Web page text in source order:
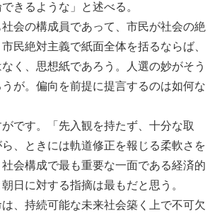
きるような」と述べる。
会の構成員であって、市民が社会の絶
民絶対主義で紙面全体を括るならば、
く、思想紙であろう。人選の妙がそう
が。偏向を前提に提言するのは如何な
です。「先入観を持たず、十分な取
、ときには軌道修正を報じる柔軟さを
会構成で最も重要な一面である経済的
日に対する指摘は最もだと思う。
、持続可能な未来社会築く上で不可欠